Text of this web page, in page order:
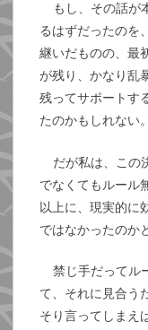
もし、その話が
るはずだったのを
継いだものの、最
が残り、かなり乱
残ってサポートす
たのかもしれない。
だが私は、この
でなくてもルール
以上に、現実的に
ではなかったのか
禁じ手だってル
て、それに見合う
そり言ってしまえ